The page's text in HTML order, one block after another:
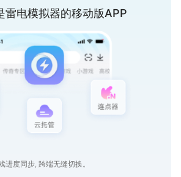
雷电模拟器的移动版APP
进度同步, 跨端无缝切换。